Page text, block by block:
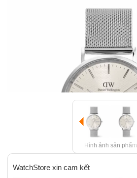
Hình ảnh sản phẩm
WatchStore xin cam kết